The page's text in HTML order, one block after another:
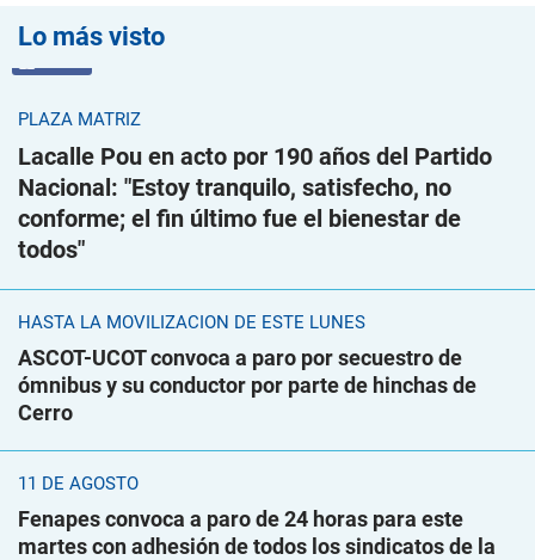
Lo más visto
PLAZA MATRIZ
Lacalle Pou en acto por 190 años del Partido
Nacional: "Estoy tranquilo, satisfecho, no
conforme; el fin último fue el bienestar de
todos"
HASTA LA MOVILIZACIÓN DE ESTE LUNES
ASCOT-UCOT convoca a paro por secuestro de
ómnibus y su conductor por parte de hinchas de
Cerro
11 DE AGOSTO
Fenapes convoca a paro de 24 horas para este
martes con adhesión de todos los sindicatos de la